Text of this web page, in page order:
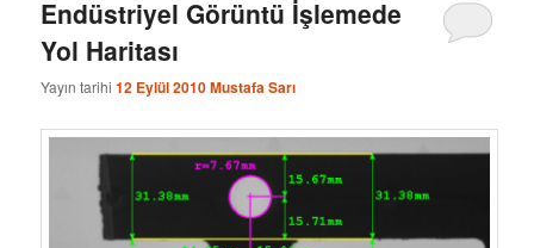
Endüstriyel Görüntü İşlemede
Yol Haritası
Yayın tarihi12 Eylül 2010Mustafa Sarı